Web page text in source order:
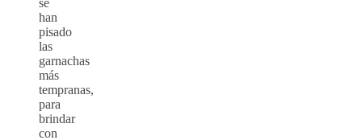
se
han
pisado
las
garnachas
más
tempranas,
para
brindar
con